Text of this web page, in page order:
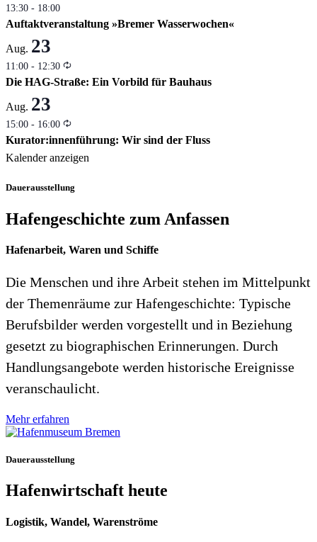
13:30 - 18:00
Auftaktveranstaltung »Bremer Wasserwochen«
Aug. 23
11:00 - 12:30 Wiederholung
Die HAG-Straße: Ein Vorbild für Bauhaus
Aug. 23
15:00 - 16:00 Wiederholung
Kurator:innenführung: Wir sind der Fluss
Kalender anzeigen
Dauerausstellung
Hafengeschichte zum Anfassen
Hafenarbeit, Waren und Schiffe
Die Menschen und ihre Arbeit stehen im Mittelpunkt
der Themenräume zur Hafengeschichte: Typische
Berufsbilder werden vorgestellt und in Beziehung
gesetzt zu biographischen Erinnerungen. Durch
Handlungsangebote werden historische Ereignisse
veranschaulicht.
Mehr erfahren
Dauerausstellung
Hafenwirtschaft heute
Logistik, Wandel, Warenströme